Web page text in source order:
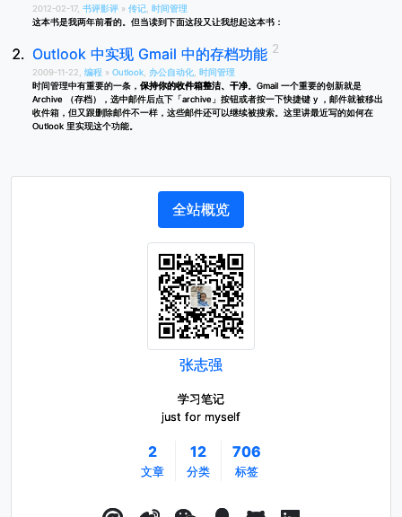
2012-02-17, 书评影评 » 传记 时间管理
这本书是我两年前看的。但当读到下面这段又让我想起这本书：
Outlook 中实现 Gmail 中的存档功能
2009-11-22, 编程 » Outlook 办公自动化 时间管理
时间管理中有重要的一条， 保持你的收件箱整洁、干净 。Gmail 一个重要的创新就是
Archive （存档），选中邮件后点下「archive」按钮或者按一下快捷键 y ，邮件就被移出
收件箱，但又跟删除邮件不一样，这些邮件还可以继续被搜索。这里讲最近写的如何在
Outlook 里实现这个功能。
全站概览
张志强
学习笔记
just for myself
2
文章
12
分类
706
标签